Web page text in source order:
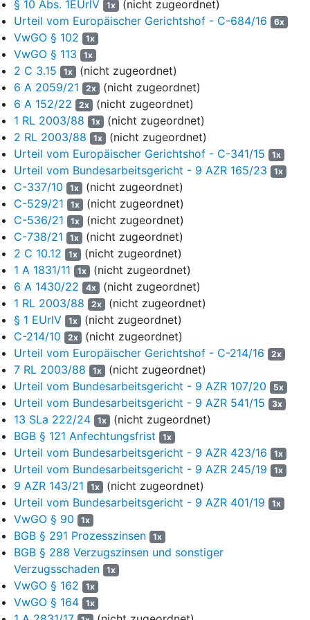
verfallen, weil der Dienstherr verpflichtet gewesen sei, ihn
rechtzeitig vor dem Verfallen derUrlaubsansprüche aus dem
Jahr 2018 darauf hinzuweisen, dass der jeweilige
Jahresurlaub verfalle, wenn er nicht in Anspruch genommen
werde. Eine Eingrenzung der Hinweispflicht in den Fällen einer
Erkrankung lasse sich der Rechtsprechung nicht entnehmen,
sie wäre zudem auch inhaltlich nicht gerechtfertigt.
Mit Widerspruchsbescheid vom 6. Oktober 2021 wies die
Generalzolldirektion den Widerspruch zurück. Zur Begründung
führte sie aus, der Urlaubsanspruch für das Jahr 2018 sei
verfallen. Gemäß
§ 7 Abs. 3 der Erholungsurlaubsverordnung
(EUrlV) verfalle der Erholungsurlaub spätestens mit Ablauf
von 15 Monaten nach Ende des Urlaubsjahres, soweit er
wegen vorübergehender Dienstunfähigkeit nicht genommen
werde. Der Europäische Gerichtshof habe entschieden, dass
ein Arbeitnehmer – hierzu zählten auch die Beamten –
Ansprüche auf bezahlten Jahresurlaub nicht unbegrenzt
ansammeln könne und der Zeitraum von 15 Monaten
angemessen sei. Daher sei der im Jahr 2018
krankheitsbedingt nicht in Anspruch genommene Urlaub seit
dem 31. März 2020 verfallen. Der Anspruch auf den
gesetzlichen Mindesturlaub verfalle zwar bei
richtlinienkonformer Auslegung nur dann am Ende des
Kalenderjahres oder eines zulässigen Übertragungszeitraums,
wenn der Arbeitgeber den Arbeitnehmer zuvor in die Lage
versetzt habe, seinen Urlaubsanspruch wahrzunehmen und
der Arbeitnehmer den Urlaub dennoch aus freien Stücken
nicht genommen habe. Für den Fall, dass der Erholungsurlaub
aus Krankheitsgründen nicht genommen worden sei, sei nach
der Rechtsprechung des Europäischen Gerichtshofs jedoch
eine Abweichung von diesem Grundsatz geboten, weil nach
einer gewissen zeitlichen Grenze der Zweck des
(angesammelten) Urlaubs als Erholungszeit wegfalle. Es sei
daher zu differenzieren, aus welchem Grund der Beschäftigte
seinen Anspruch auf bezahlten Jahresurlaub nicht innerhalb
des Bezugs- bzw. eines zulässigen Übertragungszeitraums in
Anspruch genommen habe. Der Mitwirkungsobliegenheit des
Arbeitgebers könne in den Fällen fortdauernder Erkrankung
keine Bedeutung zukommen. Der Kläger habe seinen Dienst
§ 10 Abs. 1EUrlV
1x (nicht zugeordnet)
Urteil vom Europäischer Gerichtshof - C-684/16
6x
VwGO § 102 1x
VwGO § 113 1x
2 C 3.15 1x (nicht zugeordnet)
6 A 2059/21
2x (nicht zugeordnet)
6 A 152/22
2x (nicht zugeordnet)
1 RL 2003/88
1x (nicht zugeordnet)
2 RL 2003/88
1x (nicht zugeordnet)
Urteil vom Europäischer Gerichtshof - C-341/15
1x
Urteil vom Bundesarbeitsgericht - 9 AZR 165/23 1x
C-337/10 1x (nicht zugeordnet)
C-529/21
1x (nicht zugeordnet)
C-536/21
1x (nicht zugeordnet)
C-738/21
1x (nicht zugeordnet)
2 C 10.12
1x (nicht zugeordnet)
1 A 1831/11
1x (nicht zugeordnet)
6 A 1430/22
4x (nicht zugeordnet)
1 RL 2003/88
2x (nicht zugeordnet)
§ 1 EUrlV
1x (nicht zugeordnet)
C-214/10
2x (nicht zugeordnet)
Urteil vom Europäischer Gerichtshof - C-214/16
2x
7 RL 2003/88 1x (nicht zugeordnet)
Urteil vom Bundesarbeitsgericht - 9 AZR 107/20
5x
Urteil vom Bundesarbeitsgericht - 9 AZR 541/15 3x
13 SLa 222/24 1x (nicht zugeordnet)
BGB § 121 Anfechtungsfrist
1x
Urteil vom Bundesarbeitsgericht - 9 AZR 423/16 1x
Urteil vom Bundesarbeitsgericht - 9 AZR 245/19 1x
9 AZR 143/21 1x (nicht zugeordnet)
Urteil vom Bundesarbeitsgericht - 9 AZR 401/19
1x
VwGO § 90 1x
BGB § 291 Prozesszinsen 1x
BGB § 288 Verzugszinsen und sonstiger
Verzugsschaden
1x
VwGO § 162 1x
VwGO § 164 1x